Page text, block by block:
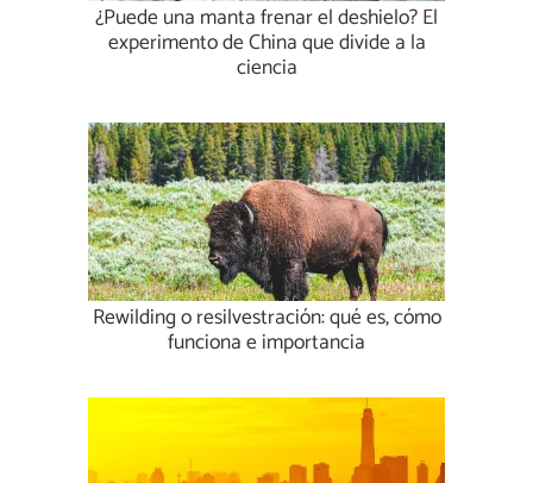
¿Puede una manta frenar el deshielo? El
experimento de China que divide a la
ciencia
Rewilding o resilvestración: qué es, cómo
funciona e importancia